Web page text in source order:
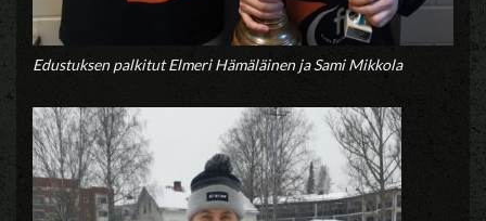
Edustuksen palkitut Elmeri Hämäläinen ja Sami Mikkola